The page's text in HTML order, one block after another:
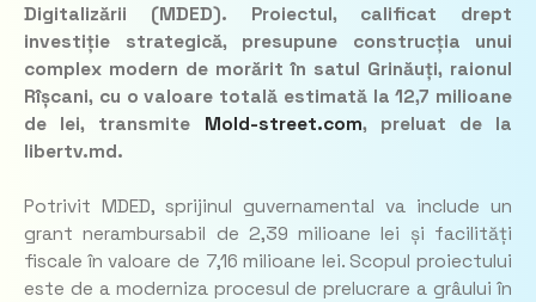
Digitalizării (MDED). Proiectul, calificat drept
investiție strategică, presupune construcția unui
complex modern de morărit în satul Grinăuți, raionul
Rîșcani, cu o valoare totală estimată la 12,7 milioane
de lei, transmite Mold-street.com, preluat de la
libertv.md.
Potrivit MDED, sprijinul guvernamental va include un
grant nerambursabil de 2,39 milioane lei și facilități
fiscale în valoare de 7,16 milioane lei. Scopul proiectului
este de a moderniza procesul de prelucrare a grâului în